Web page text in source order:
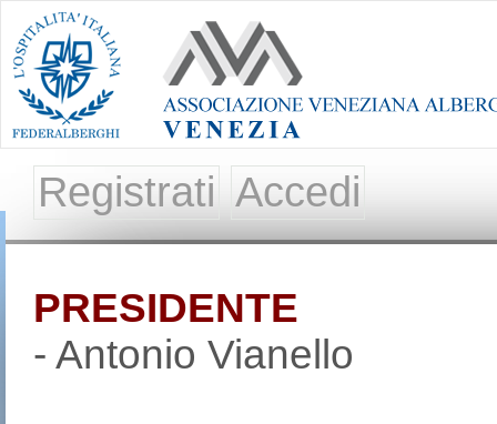
Registrati Accedi
PRESIDENTE
- Antonio Vianello